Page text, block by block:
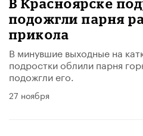
В Красноярске
подожгли парня
прикола
В минувшие выходные на
подростки облили парня
подожгли его.
27 ноября